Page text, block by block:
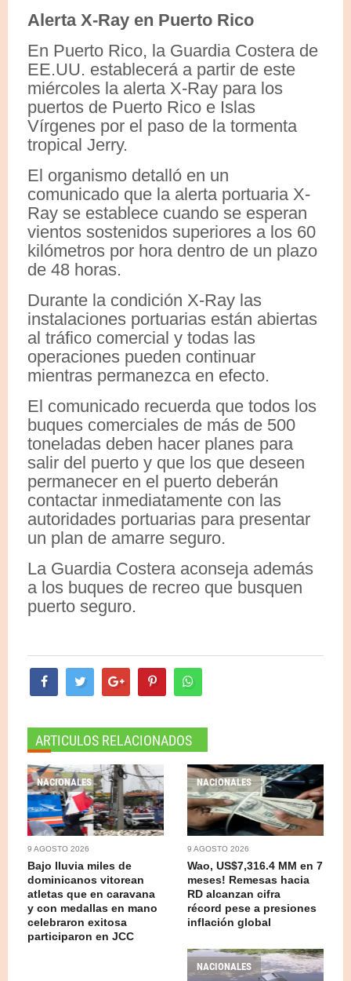
Alerta X-Ray en Puerto Rico
En Puerto Rico, la Guardia Costera de
EE.UU. establecerá a partir de este
miércoles la alerta X-Ray para los
puertos de Puerto Rico e Islas
Vírgenes por el paso de la tormenta
tropical Jerry.
El organismo detalló en un
comunicado que la alerta portuaria X-
Ray se establece cuando se esperan
vientos sostenidos superiores a los 60
kilómetros por hora dentro de un plazo
de 48 horas.
Durante la condición X-Ray las
instalaciones portuarias están abiertas
al tráfico comercial y todas las
operaciones pueden continuar
mientras permanezca en efecto.
El comunicado recuerda que todos los
buques comerciales de más de 500
toneladas deben hacer planes para
salir del puerto y que los que deseen
permanecer en el puerto deberán
contactar inmediatamente con las
autoridades portuarias para presentar
un plan de amarre seguro.
La Guardia Costera aconseja además
a los buques de recreo que busquen
puerto seguro.
ARTICULOS RELACIONADOS
NACIONALES
9 AGOSTO 2026
Bajo lluvia miles de
dominicanos vitorean
atletas que en caravana
y con medallas en mano
celebraron exitosa
participaron en JCC
NACIONALES
9 AGOSTO 2026
Wao, US$7,316.4 MM en 7
meses! Remesas hacia
RD alcanzan cifra
récord pese a presiones
inflación global
NACIONALES